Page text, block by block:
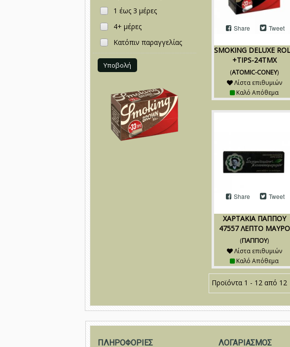
1 έως 3 μέρες
4+ μέρες
Κατόπιν παραγγελίας
SMOKING DELUXE
+TIPS-24TMX
(ATOMIC-CONEY)
Share Tweet
Λίστα επιθυμιών
Καλό Απόθεμα
ΧΑΡΤΑΚΙΑ ΠAΠΠOY
47557 ΛΕΠΤΟ ΜΑΥΡΟ
(ΠΑΠΠΟΥ)
Share Tweet
Λίστα επιθυμιών
Καλό Απόθεμα
Προϊόντα 1 - 12 από 12
ΠΛΗΡΟΦΟΡΙΕΣ ΛΟΓΑΡΙΑΣΜΟΣ